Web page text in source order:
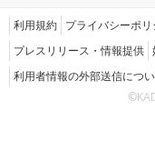
利用規約 プライバシーポリ
プレスリリース・情報提供
利用者情報の外部送信につ